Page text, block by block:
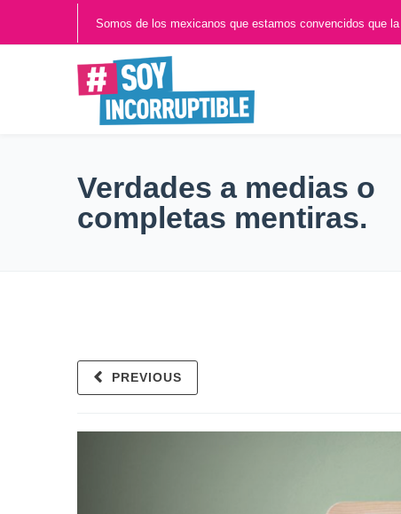
Somos de los mexicanos que estamos convencidos que la
Verdades a medias o
completas mentiras.
PREVIOUS